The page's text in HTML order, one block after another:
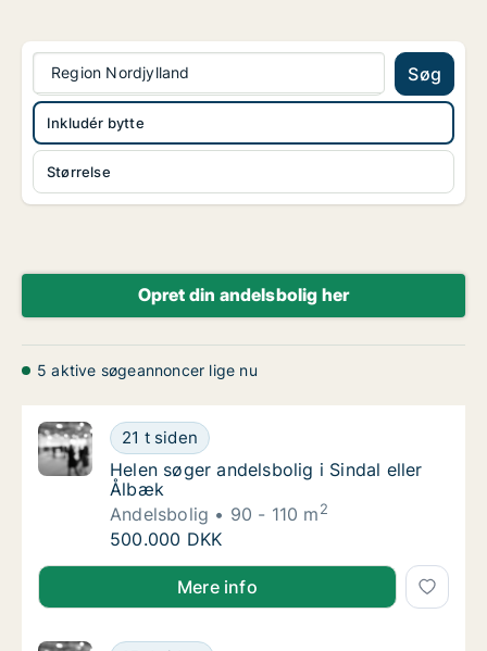
Region Nordjylland Søg
Størrelse
Inkludér bytte
Opret din andelsbolig her
5 aktive søgeannoncer lige nu
Helen søger andelsbolig i Sindal eller Ålbæk
21 t siden
Helen søger andelsbolig i Sindal eller Ålbæk
Helen søger andelsbolig i Sindal eller
Ålbæk
Andelsbolig
90 - 110 m2
Helen søger andelsbolig i Sindal eller Ålbæk
500.000 DKK
Helen søger andelsbolig i Sindal eller Ålbæk
Mere info